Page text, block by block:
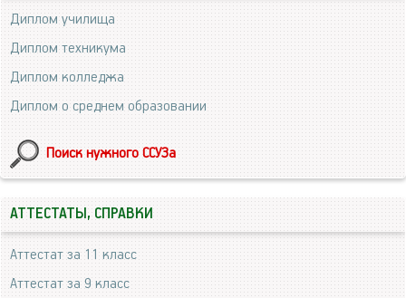
Диплом училища
Диплом техникума
Диплом колледжа
Диплом о среднем образовании
Поиск нужного ССУЗа
АТТЕСТАТЫ, СПРАВКИ
Аттестат за 11 класс
Аттестат за 9 класс